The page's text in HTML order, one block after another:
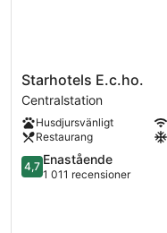
Starhotels
E.c.ho.
Centralstation
Starhotels E.c.ho.
Centralstation
Husdjursvänligt
Restaurang
4.7
av
4,7 Enastående
1 011 recensioner